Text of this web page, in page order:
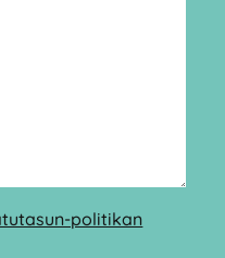
politikan